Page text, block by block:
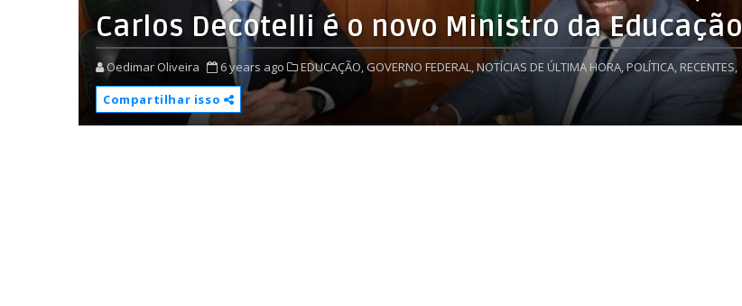
Carlos Decotelli é o novo Ministro da Educação
Oedimar Oliveira 6 years ago EDUCAÇÃO,GOVERNO FEDERAL,NOTÍCIAS DE ÚLTIMA HORA,POLÍTICA, RECENTES,
Compartilhar isso